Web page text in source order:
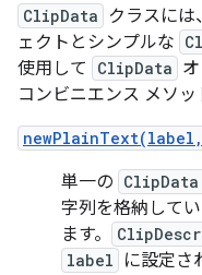
ClipData クラスには
ェクトとシンプルな
使用して
ClipData
コンビニエンス メソッ
単一の
字列を格納して
ます。
label に設定さ